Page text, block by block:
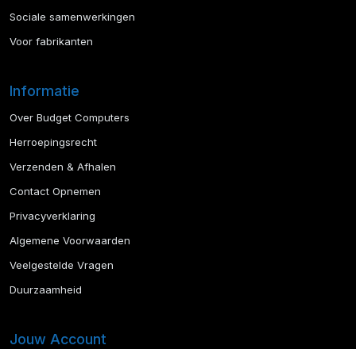
Sociale samenwerkingen
Voor fabrikanten
Informatie
Over Budget Computers
Herroepingsrecht
Verzenden & Afhalen
Contact Opnemen
Privacyverklaring
Algemene Voorwaarden
Veelgestelde Vragen
Duurzaamheid
Jouw Account